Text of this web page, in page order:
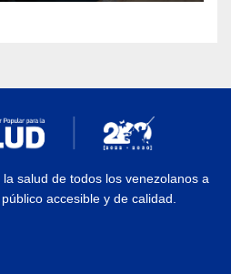
salud de todos los venezolanos a
accesible y de calidad.